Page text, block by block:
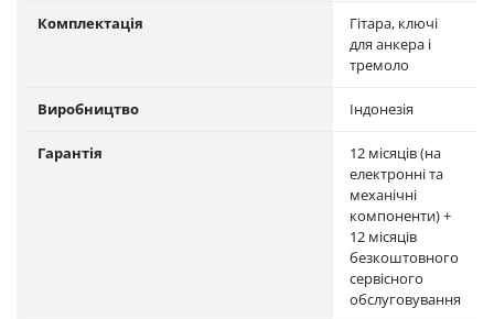
Комплектація
Гітара, ключі
для анкера і
тремоло
Виробництво Індонезія
Гарантія
12 місяців (на
електронні та
механічні
компоненти) +
12 місяців
безкоштовного
сервісного
обслуговування